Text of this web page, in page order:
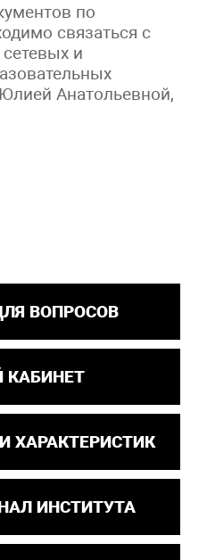
по
связаться с
и
Анатольевной,
ВОПРОСОВ
ХАРАКТЕРИСТИК
ИНСТИТУТА